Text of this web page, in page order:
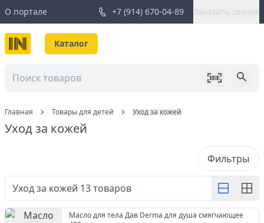
О портале +7 (914) 670-04-89 Заказать звонок
Каталог
Главная Товары для детей Уход за кожей
Уход за кожей
Фильтры
Уход за кожей 13товаров
Масло для тела Дав Derma для душа смягчающее